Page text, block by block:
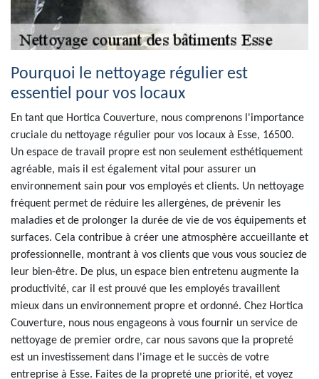
Pourquoi le nettoyage régulier est
essentiel pour vos locaux
En tant que Hortica Couverture, nous comprenons l'importance
cruciale du nettoyage régulier pour vos locaux à Esse, 16500.
Un espace de travail propre est non seulement esthétiquement
agréable, mais il est également vital pour assurer un
environnement sain pour vos employés et clients. Un nettoyage
fréquent permet de réduire les allergènes, de prévenir les
maladies et de prolonger la durée de vie de vos équipements et
surfaces. Cela contribue à créer une atmosphère accueillante et
professionnelle, montrant à vos clients que vous vous souciez de
leur bien-être. De plus, un espace bien entretenu augmente la
productivité, car il est prouvé que les employés travaillent
mieux dans un environnement propre et ordonné. Chez Hortica
Couverture, nous nous engageons à vous fournir un service de
nettoyage de premier ordre, car nous savons que la propreté
est un investissement dans l'image et le succès de votre
entreprise à Esse. Faites de la propreté une priorité, et voyez